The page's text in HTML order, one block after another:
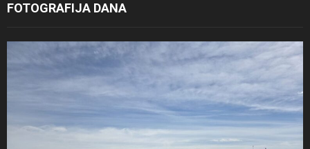
FOTOGRAFIJA DANA